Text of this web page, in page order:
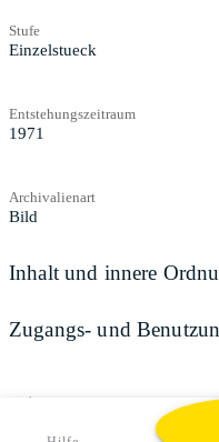
Stufe
Einzelstueck
Entstehungszeitraum
1971
Archivalienart
Bild
Inhalt und innere
Zugangs- und
Teilen